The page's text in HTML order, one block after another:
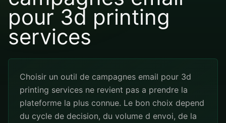
pour 3d printing
services
Choisir un outil de campagnes email pour 3d
printing services ne revient pas a prendre la
plateforme la plus connue. Le bon choix depend
du cycle de decision, du volume d envoi, de la